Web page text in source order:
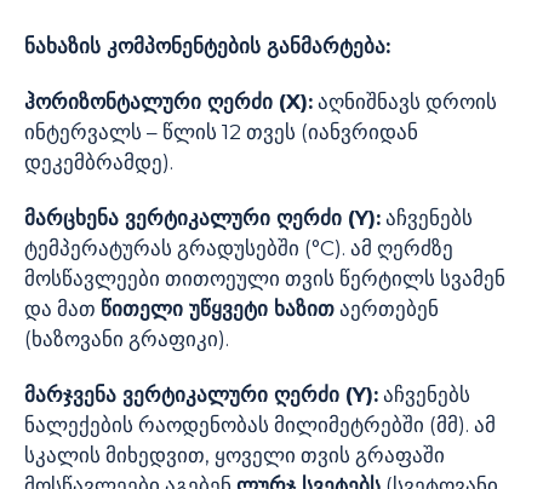
ნახაზის კომპონენტების განმარტება:
ჰორიზონტალური ღერძი (X): აღნიშნავს დროის
ინტერვალს – წლის 12 თვეს (იანვრიდან
დეკემბრამდე).
მარცხენა ვერტიკალური ღერძი (Y): აჩვენებს
ტემპერატურას გრადუსებში (°C). ამ ღერძზე
მოსწავლეები თითოეული თვის წერტილს სვამენ
და მათ წითელი უწყვეტი ხაზით აერთებენ
(ხაზოვანი გრაფიკი).
მარჯვენა ვერტიკალური ღერძი (Y): აჩვენებს
ნალექების რაოდენობას მილიმეტრებში (მმ). ამ
სკალის მიხედვით, ყოველი თვის გრაფაში